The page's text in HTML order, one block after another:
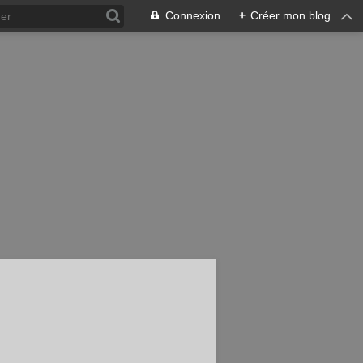
Connexion + Créer mon blog